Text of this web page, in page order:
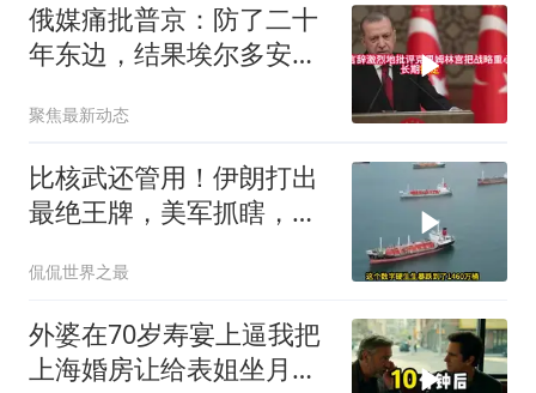
俄媒痛批普京：防了二十
年东边，结果埃尔多安把
聚焦最新动态
比核武还管用！伊朗打出
最绝王牌，美军抓瞎，白
侃侃世界之最
外婆在70岁寿宴上逼我把
上海婚房让给表姐坐月